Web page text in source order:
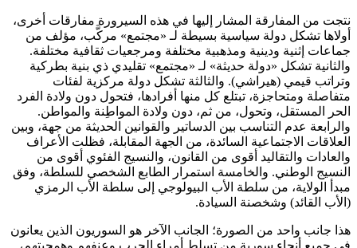
نتجت من المفارقة المشار إليها في هذه السيرورة مفارقات أخرى،
أولاها تشكل دولة سياسية بسيطة لـ «مجتمع» مركَّب، مؤلف من
جماعات إثنية ودينية ومذهبية مختلفة ومرجعيات ثقافية مختلفة.
والثانية تشكل «دولة حديثة» لـ «مجتمع» تقليدي ذي بنية بطركية
وتراتب قيمي (هيراشي). والثالثة تشكل دولة مركزية لفئات
متفاصلة ومتحاجزة، تبتلع كل منها أفرادها، فتحول دون ولادة الفرد
الحر المستقل، وتحول، من ثم، دون ولادة المواطِنة والمواطن.
والرابعة عدم التناسب بين الدساتير والقوانين الحديثة من جهة، وبين
العلاقات الاجتماعية السائدة، من الجهة المقابلة، فظلت الأعراف
والعادات والتقاليد أقوى من القانون، والنسيج الفئوي أقوى من
النسيج الوطني. والخامسة استمرار الطابع الشخصي للسلطة، وفق
مبدأ الولاية، من سلطة الأب البيولوجي إلى سلطة الأب الرمزي
(الأب القائد) وشخصنة السيادة.
هذا جانب واحد من الصورة؛ الجانب الآخر هو السوريون الذين يعانون
في جميع أنحاء سورية من تسلط أمراء الحرب وعنفهم وهمجيتهم،